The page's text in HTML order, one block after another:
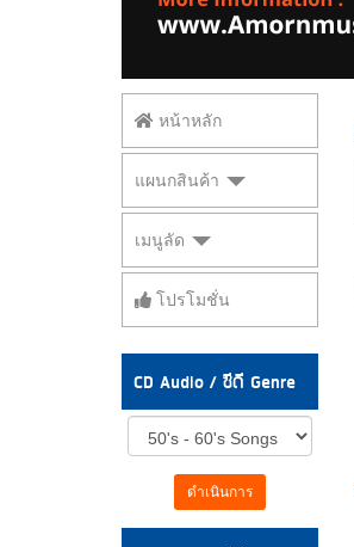
หน้าหลัก
แผนกสินค้า
เมนูลัด
โปรโมชั่น
CD Audio / ซีดี Genre
ดำเนินการ